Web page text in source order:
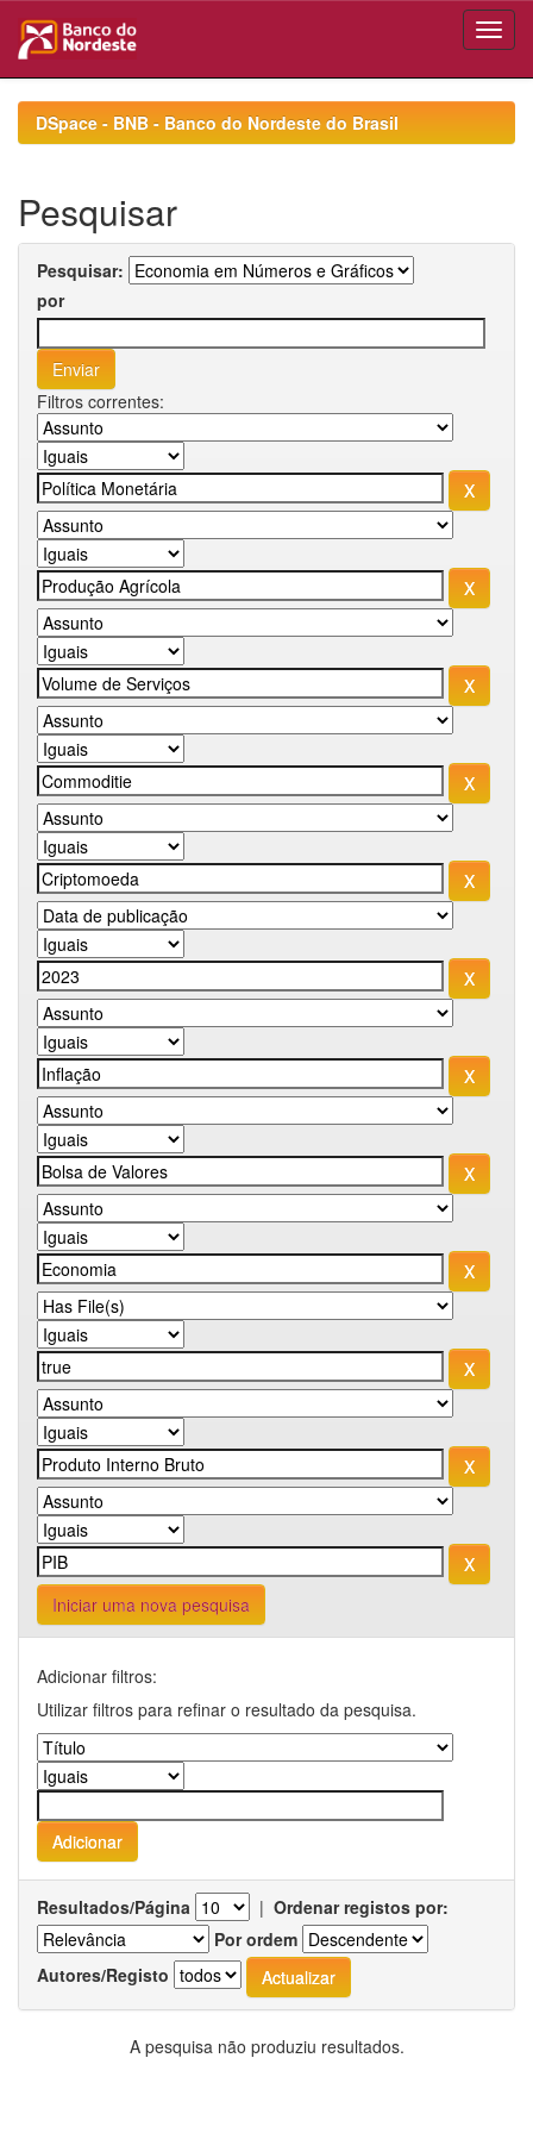
navigationDSpace - BNB - Banco do Nordeste do Brasil
Pesquisar
Pesquisar:
por
Filtros correntes:
Iniciar uma nova pesquisa
Adicionar filtros:
Utilizar filtros para refinar o resultado da pesquisa.
Resultados/Página | Ordenar registos por:
Por ordem
Autores/Registo
A pesquisa não produziu resultados.